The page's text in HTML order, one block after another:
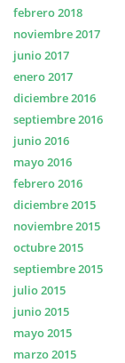
febrero 2018
noviembre 2017
junio 2017
enero 2017
diciembre 2016
septiembre 2016
junio 2016
mayo 2016
febrero 2016
diciembre 2015
noviembre 2015
octubre 2015
septiembre 2015
julio 2015
junio 2015
mayo 2015
marzo 2015